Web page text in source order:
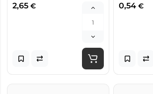
2,65 € 0,54 €